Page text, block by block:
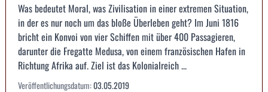
Was bedeutet Moral, was Zivilisation in einer extremen Situation,
in der es nur noch um das bloße Überleben geht? Im Juni 1816
bricht ein Konvoi von vier Schiffen mit über 400 Passagieren,
darunter die Fregatte Medusa, von einem französischen Hafen in
Richtung Afrika auf. Ziel ist das Kolonialreich ...
Veröffentlichungsdatum:03.05.2019